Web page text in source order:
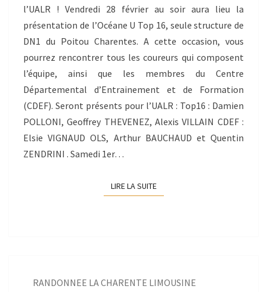
l’UALR ! Vendredi 28 février au soir aura lieu la
présentation de l’Océane U Top 16, seule structure de
DN1 du Poitou Charentes. A cette occasion, vous
pourrez rencontrer tous les coureurs qui composent
l’équipe, ainsi que les membres du Centre
Départemental d’Entrainement et de Formation
(CDEF). Seront présents pour l’UALR : Top16 : Damien
POLLONI, Geoffrey THEVENEZ, Alexis VILLAIN CDEF :
Elsie VIGNAUD OLS, Arthur BAUCHAUD et Quentin
ZENDRINI . Samedi 1er…
LIRE LA SUITELIRE LA SUITE
RANDONNEE LA CHARENTE LIMOUSINE